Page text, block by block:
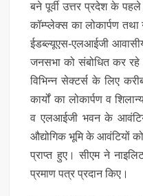
बने पूर्वी उत्तर प्रदेश के
कॉम्प्लेक्स का लोकार्पण तथा
ईडब्ल्यूएस-एलआईजी
जनसभा को संबोधित कर
विभिन्न सेक्टर्स के लिए
कार्यों का लोकार्पण व
व एलआईजी भवन के
औद्योगिक भूमि के आवंटियों
प्राप्त हुए। सीएम ने
प्रमाण पत्र प्रदान किए।